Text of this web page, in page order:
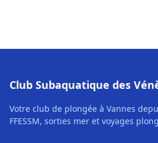
Club Subaquatique des
Votre club de plongée à Vannes
FFESSM, sorties mer et voyages